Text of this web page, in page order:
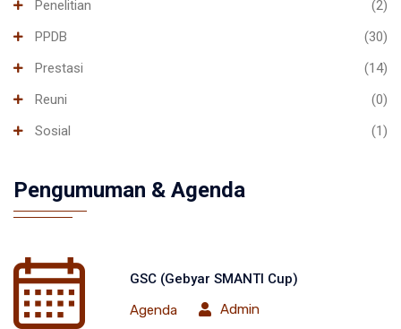
Penelitian
(2)
PPDB
(30)
Prestasi
(14)
Reuni
(0)
Sosial
(1)
Pengumuman & Agenda
GSC (Gebyar SMANTI Cup)
Agenda
Admin